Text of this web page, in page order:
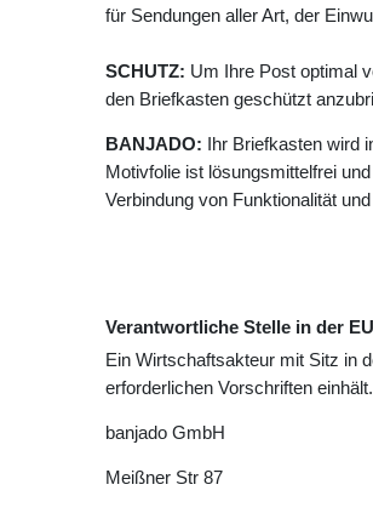
für Sendungen aller Art, der
SCHUTZ: Um Ihre Post optimal
den Briefkasten geschützt
BANJADO: Ihr Briefkasten wird
Motivfolie ist lösungsmittelfrei
Verbindung von Funktionalität
Verantwortliche Stelle in der EU
Ein Wirtschaftsakteur mit Sitz in
erforderlichen Vorschriften einhält.
banjado GmbH
Meißner Str 87